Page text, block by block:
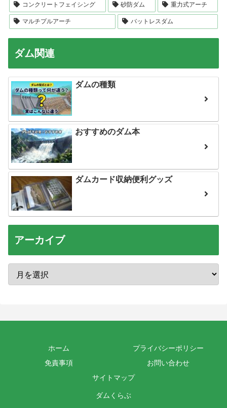
コンクリートフェイシング 砂防ダム 重力式アーチ
マルチプルアーチ バットレスダム
ダム関連
ダムの種類
おすすめのダム本
ダムカード収納便利グッズ
アーカイブ
ホーム
プライバシーポリシー
免責事項
お問い合わせ
サイトマップ
ダムくらぶ